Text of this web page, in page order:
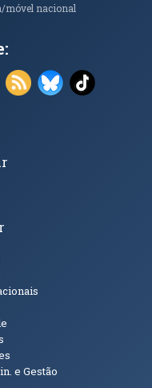
móvel nacional
janela)
em nova janela)
(abre em nova janela)
(abre em nova
RSS (abre em nova
Bluesky (abre
TikTok
e Gestão